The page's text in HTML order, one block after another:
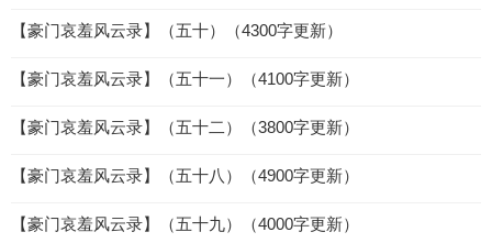
【豪门哀羞风云录】（五十）（4300字更新）
【豪门哀羞风云录】（五十一）（4100字更新）
【豪门哀羞风云录】（五十二）（3800字更新）
【豪门哀羞风云录】（五十八）（4900字更新）
【豪门哀羞风云录】（五十九）（4000字更新）